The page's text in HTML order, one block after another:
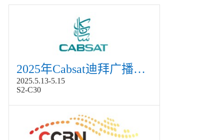
2025年Cabsat迪拜广播电视展
2025.5.13-5.15
S2-C30